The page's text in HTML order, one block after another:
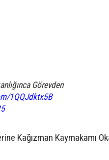
Görevden
1QQJdktx5B
Kağızman Kaymakamı